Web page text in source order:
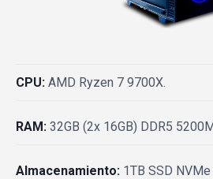
CPU: AMD Ryzen 7 9700X.
RAM: 32GB (2x 16GB) DDR5
Almacenamiento: 1TB SSD